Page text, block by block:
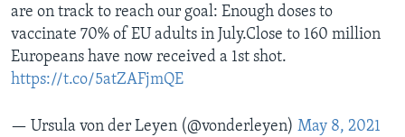
are on track to reach our goal: Enough doses to
vaccinate 70% of EU adults in July.Close to 160 million
Europeans have now received a 1st shot.
https://t.co/5atZAFjmQE
— Ursula von der Leyen (@vonderleyen) May 8, 2021